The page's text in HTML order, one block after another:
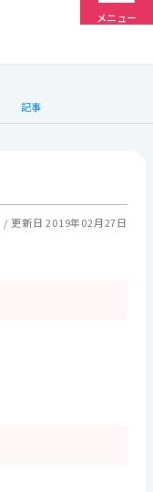
メニュー
記事
更新日 2019年02月27日